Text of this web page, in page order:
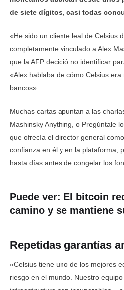
de siete dígitos, casi todas
«He sido un cliente leal de Celsius
completamente vinculado a Alex
que la AFP decidió no identificar
«Alex hablaba de cómo Celsius era
bancos».
Muchas cartas apuntan a las
Mashinsky Anything, o Pregúntale
que ofrecía el director general
confianza en él y en la plataforma,
hasta días antes de congelar los
Puede ver: El bitcoin
camino y se mantiene
Repetidas garantías
«Celsius tiene uno de los mejores
riesgo en el mundo. Nuestro